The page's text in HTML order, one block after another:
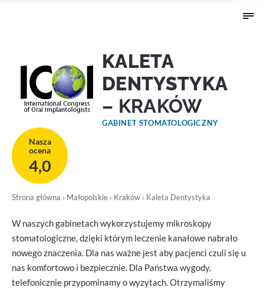
KALETA
DENTYSTYKA
– KRAKÓW
GABINET STOMATOLOGICZNY
Nasza
ocena
4,0
Strona główna › Małopolskie › Kraków › Kaleta Dentystyka
W naszych gabinetach wykorzystujemy mikroskopy
stomatologiczne, dzięki którym leczenie kanałowe nabrało
nowego znaczenia. Dla nas ważne jest aby pacjenci czuli się u
nas komfortowo i bezpiecznie. Dla Państwa wygody,
telefonicznie przypominamy o wyzytach. Otrzymaliśmy